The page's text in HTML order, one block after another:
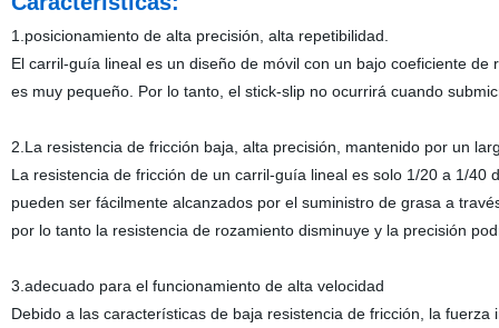
1.posicionamiento de alta precisión, alta repetibilidad.
El carril-guía lineal es un diseño de móvil con un bajo coeficiente
es muy pequeño. Por lo tanto, el stick-slip no ocurrirá cuando
2.La resistencia de fricción baja, alta precisión, mantenido por un
La resistencia de fricción de un carril-guía lineal es solo 1/20 a 1/
pueden ser fácilmente alcanzados por el suministro de grasa a
por lo tanto la resistencia de rozamiento disminuye y la precisión
3.adecuado para el funcionamiento de alta velocidad
Debido a las características de baja resistencia de fricción, la